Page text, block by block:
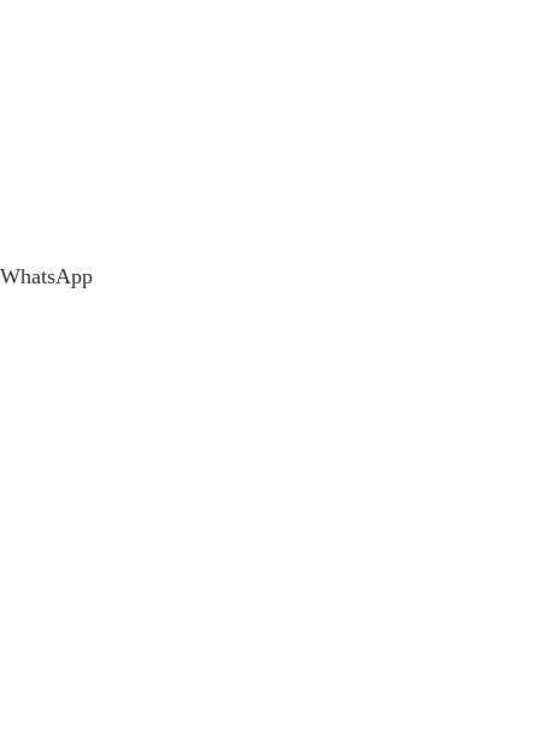
WhatsApp